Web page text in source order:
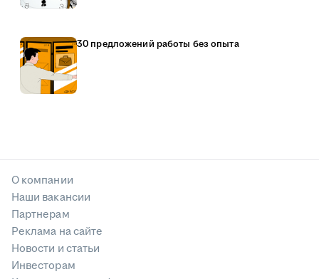
30 предложений работы без опыта
О компании
Наши вакансии
Партнерам
Реклама на сайте
Новости и статьи
Инвесторам